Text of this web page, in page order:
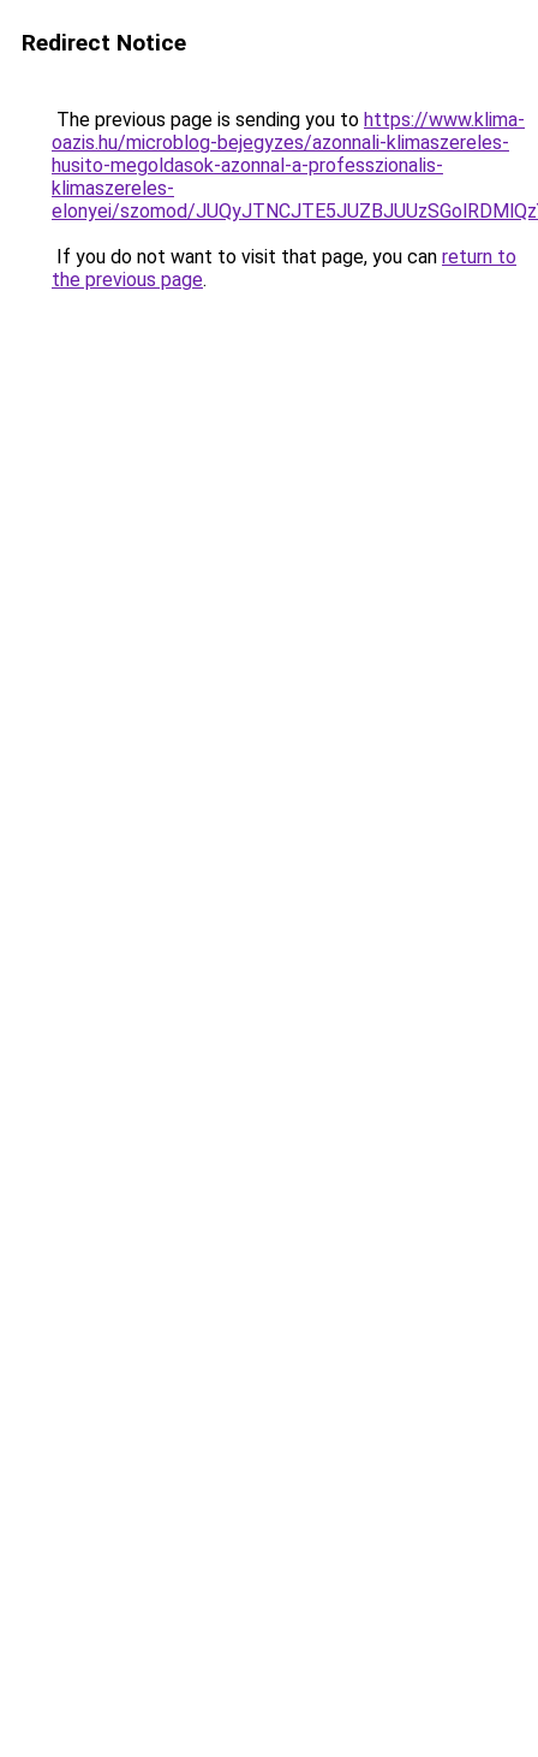
Redirect Notice
The previous page is sending you to https://www.klima-
oazis.hu/microblog-bejegyzes/azonnali-klimaszereles-
husito-megoldasok-azonnal-a-professzionalis-
klimaszereles-
elonyei/szomod/
If you do not want to visit that page, you can return to
the previous page.